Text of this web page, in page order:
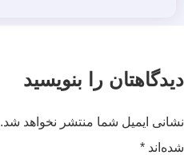
دیدگاهتان را بنویسید
نشانی ایمیل شما منتشر نخواهد شد.
شده‌اند *